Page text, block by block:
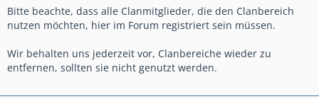
Bitte beachte, dass alle Clanmitglieder, die den Clanbereich
nutzen möchten, hier im Forum registriert sein müssen.
Wir behalten uns jederzeit vor, Clanbereiche wieder zu
entfernen, sollten sie nicht genutzt werden.